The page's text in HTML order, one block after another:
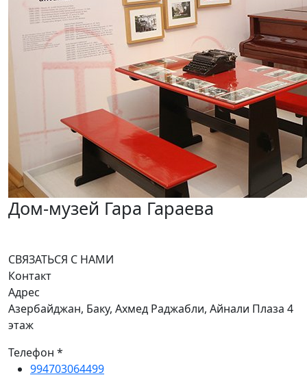
Дом-музей Гара Гараева
СВЯЗАТЬСЯ С НАМИ
Контакт
Адрес
Азербайджан, Баку, Ахмед Раджабли, Айнали Плаза 4
этаж
Телефон *
994703064499